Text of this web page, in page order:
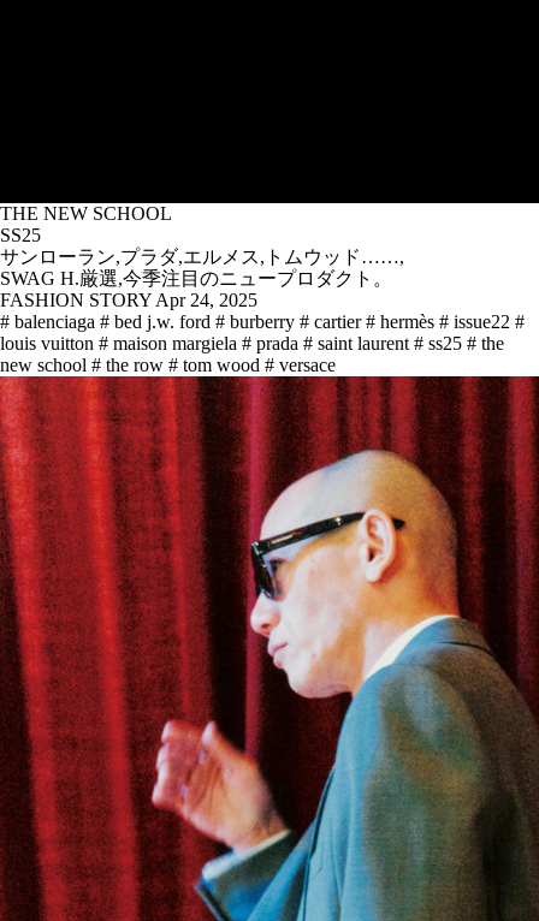
THE NEW SCHOOL
SS25
サンローラン,プラダ,エルメス,トムウッド……,
SWAG H.厳選,今季注目のニュープロダクト。
FASHION STORY Apr 24, 2025
# balenciaga # bed j.w. ford # burberry # cartier # hermès # issue22 #
louis vuitton # maison margiela # prada # saint laurent # ss25 # the
new school # the row # tom wood # versace